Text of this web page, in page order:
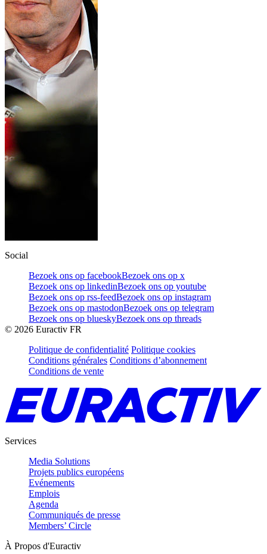
Social
Bezoek ons op facebookBezoek ons op x
Bezoek ons op linkedinBezoek ons op youtube
Bezoek ons op rss-feedBezoek ons op instagram
Bezoek ons op mastodonBezoek ons op telegram
Bezoek ons op blueskyBezoek ons op threads
© 2026 Euractiv FR
Politique de confidentialité Politique cookies
Conditions générales Conditions d’abonnement
Conditions de vente
Services
Media Solutions
Projets publics européens
Evénements
Emplois
Agenda
Communiqués de presse
Members’ Circle
À Propos d'Euractiv